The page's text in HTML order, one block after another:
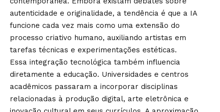
autenticidade e originalidade, a tendência é que a IA
funcione cada vez mais como uma extensão do
processo criativo humano, auxiliando artistas em
tarefas técnicas e experimentações estéticas.
Essa integração tecnológica também influencia
diretamente a educação. Universidades e centros
acadêmicos passaram a incorporar disciplinas
relacionadas à produção digital, arte eletrônica e